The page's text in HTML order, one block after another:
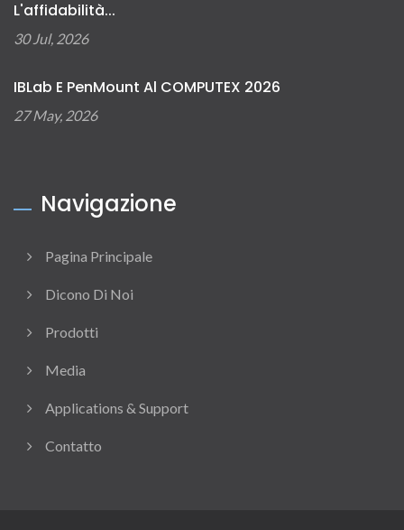
L'affidabilità...
30 Jul, 2026
IBLab E PenMount Al COMPUTEX 2026
27 May, 2026
Navigazione
Pagina Principale
Dicono Di Noi
Prodotti
Media
Applications & Support
Contatto